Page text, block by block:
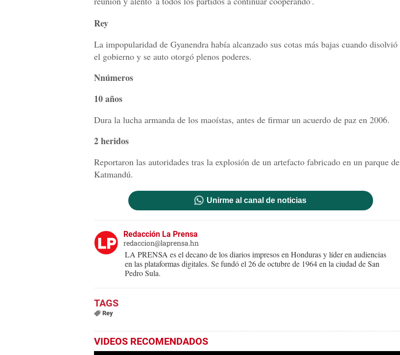
Rey
La impopularidad de Gyanendra había alcanzado sus cotas más bajas cuando disolvió
el gobierno y se auto otorgó plenos poderes.
Nnúmeros
10 años
Dura la lucha armanda de los maoístas, antes de firmar un acuerdo de paz en 2006.
2 heridos
Reportaron las autoridades tras la explosión de un artefacto fabricado en un parque de
Katmandú.
Unirme al canal de noticias
Redacción La Prensa
redaccion@laprensa.hn
LA PRENSA es el decano de los diarios impresos en Honduras y líder en audiencias
en las plataformas digitales. Se fundó el 26 de octubre de 1964 en la ciudad de San
Pedro Sula.
Rey
VIDEOS RECOMENDADOS